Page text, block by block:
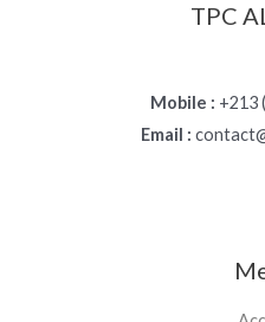
TPC
Mobile : +213
Email :